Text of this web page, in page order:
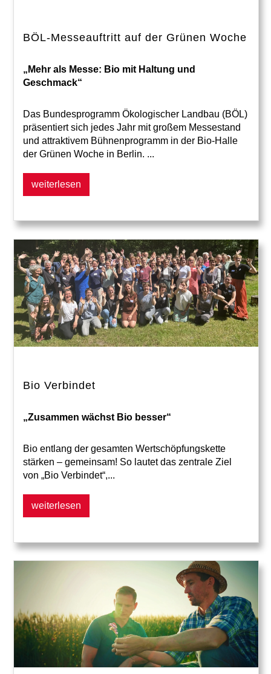
BÖL-Messeauftritt auf der Grünen Woche
„Mehr als Messe: Bio mit Haltung und
Geschmack“
Das Bundesprogramm Ökologischer Landbau (BÖL)
präsentiert sich jedes Jahr mit großem Messestand
und attraktivem Bühnenprogramm in der Bio-Halle
der Grünen Woche in Berlin. ...
weiterlesen
Bio Verbindet
„Zusammen wächst Bio besser“
Bio entlang der gesamten Wertschöpfungskette
stärken – gemeinsam! So lautet das zentrale Ziel
von „Bio Verbindet“,...
weiterlesen